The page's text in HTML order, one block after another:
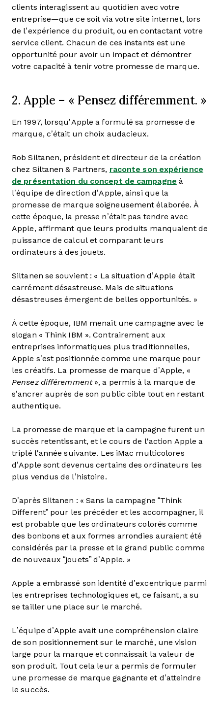
clients interagissent au quotidien avec votre
entreprise—que ce soit via votre site internet, lors
de l’expérience du produit, ou en contactant votre
service client. Chacun de ces instants est une
opportunité pour avoir un impact et démontrer
votre capacité à tenir votre promesse de marque.
2. Apple – « Pensez différemment. »
En 1997, lorsqu’Apple a formulé sa promesse de
marque, c’était un choix audacieux.
Rob Siltanen, président et directeur de la création
chez Siltanen & Partners, raconte son expérience
de présentation du concept de campagne à
l’équipe de direction d’Apple, ainsi que la
promesse de marque soigneusement élaborée. À
cette époque, la presse n’était pas tendre avec
Apple, affirmant que leurs produits manquaient de
puissance de calcul et comparant leurs
ordinateurs à des jouets.
Siltanen se souvient : « La situation d’Apple était
carrément désastreuse. Mais de situations
désastreuses émergent de belles opportunités. »
À cette époque, IBM menait une campagne avec le
slogan « Think IBM ». Contrairement aux
entreprises informatiques plus traditionnelles,
Apple s’est positionnée comme une marque pour
les créatifs. La promesse de marque d’Apple, «
Pensezdifféremment», a permis à la marque de
s’ancrer auprès de son public cible tout en restant
authentique.
La promesse de marque et la campagne furent un
succès retentissant, et le cours de l'action Apple a
triplé l'année suivante. Les iMac multicolores
d’Apple sont devenus certains des ordinateurs les
plus vendus de l’histoire.
D’après Siltanen : « Sans la campagne “Think
Different” pour les précéder et les accompagner, il
est probable que les ordinateurs colorés comme
des bonbons et aux formes arrondies auraient été
considérés par la presse et le grand public comme
de nouveaux “jouets” d’Apple. »
Apple a embrassé son identité d’excentrique parmi
les entreprises technologiques et, ce faisant, a su
se tailler une place sur le marché.
L’équipe d’Apple avait une compréhension claire
de son positionnement sur le marché, une vision
large pour la marque et connaissait la valeur de
son produit. Tout cela leur a permis de formuler
une promesse de marque gagnante et d’atteindre
le succès.